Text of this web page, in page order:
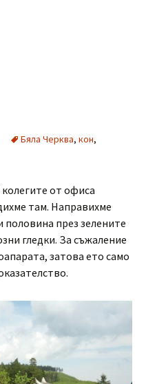
Бяла Черква, кон,
от офиса
там. Направихме
половина през зелените
гледки. За съжаление
затова ето само